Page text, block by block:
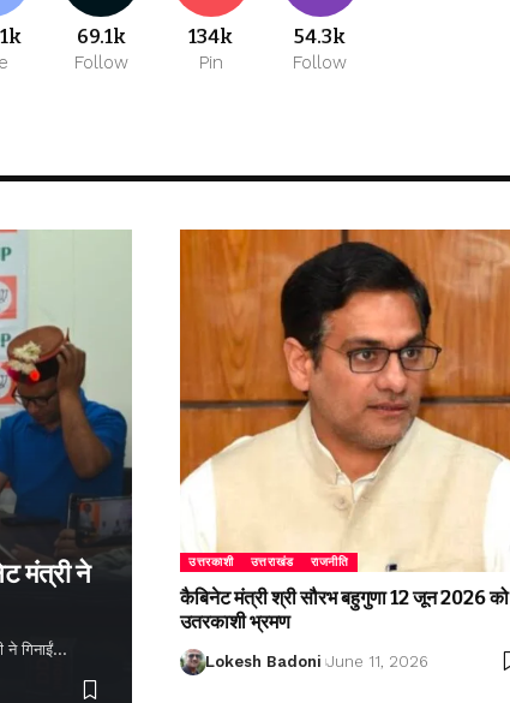
69.1k
Follow
134k
Pin
54.3k
Follow
मंत्री ने
ने गिनाईं…
उत्तरकाशी उत्तराखंड राजनीति
कैबिनेट मंत्री श्री सौरभ बहुगुणा 12 जून 2026 को
उतरकाशी भ्रमण
Lokesh Badoni June 11, 2026